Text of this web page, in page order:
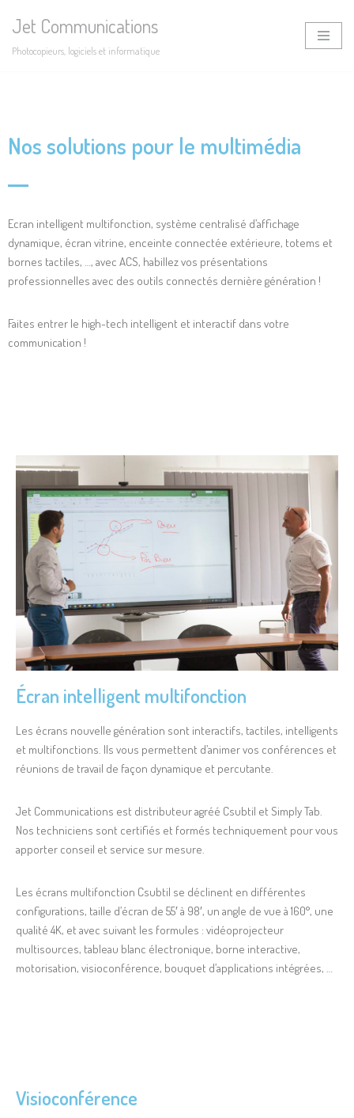
Jet Communications
Photocopieurs, logiciels et informatique
Nos solutions pour le multimédia
Ecran intelligent multifonction, système centralisé d’affichage
dynamique, écran vitrine, enceinte connectée extérieure, totems et
bornes tactiles, …, avec ACS, habillez vos présentations
professionnelles avec des outils connectés dernière génération !
Faites entrer le high-tech intelligent et interactif dans votre
communication !
Écran intelligent multifonction
Les écrans nouvelle génération sont interactifs, tactiles, intelligents
et multifonctions. Ils vous permettent d’animer vos conférences et
réunions de travail de façon dynamique et percutante.
Jet Communications est distributeur agréé Csubtil et Simply Tab.
Nos techniciens sont certifiés et formés techniquement pour vous
apporter conseil et service sur mesure.
Les écrans multifonction Csubtil se déclinent en différentes
configurations, taille d’écran de 55′ à 98′, un angle de vue à 160°, une
qualité 4K, et avec suivant les formules : vidéoprojecteur
multisources, tableau blanc électronique, borne interactive,
motorisation, visioconférence, bouquet d’applications intégrées, …
Visioconférence